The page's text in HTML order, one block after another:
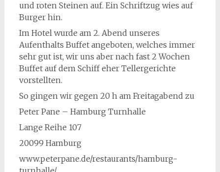
und roten Steinen auf. Ein Schriftzug wies auf
Burger hin.
Im Hotel wurde am 2. Abend unseres
Aufenthalts Buffet angeboten, welches immer
sehr gut ist, wir uns aber nach fast 2 Wochen
Buffet auf dem Schiff eher Tellergerichte
vorstellten.
So gingen wir gegen 20 h am Freitagabend zu
Peter Pane – Hamburg Turnhalle
Lange Reihe 107
20099 Hamburg
www.peterpane.de/restaurants/hamburg-